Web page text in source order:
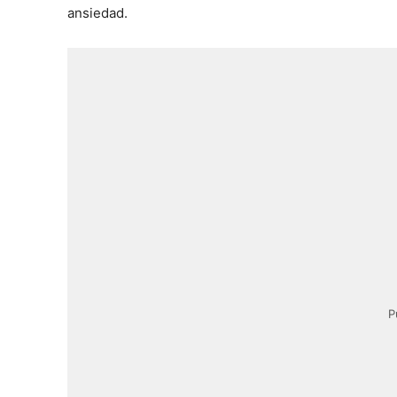
ansiedad.